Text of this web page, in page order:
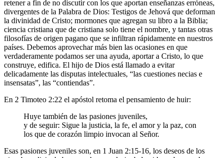
retener a fin de no discutir con los que aportan enseñanzas erróneas,
divergentes de la Palabra de Dios: Testigos de Jehová que deforman
la divinidad de Cristo; mormones que agregan su libro a la Biblia;
ciencia cristiana que de cristiana solo tiene el nombre, y tantas otras
filosofías de origen pagano que se infiltran rápidamente en nuestros
países. Debemos aprovechar más bien las ocasiones en que
verdaderamente podamos ser una ayuda, aportar a Cristo, lo que
construye, edifica. El hijo de Dios está llamado a evitar
delicadamente las disputas intelectuales, “las cuestiones necias e
insensatas”, las “contiendas”.
En 2 Timoteo 2:22 el apóstol retoma el pensamiento de huir:
Huye también de las pasiones juveniles,
y de seguir: Sigue la justicia, la fe, el amor y la paz, con
los que de corazón limpio invocan al Señor.
Esas pasiones juveniles son, en 1 Juan 2:15-16, los deseos de los